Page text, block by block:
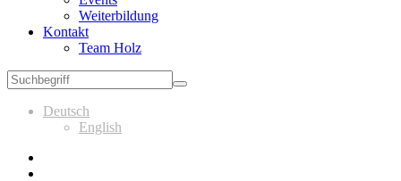
Weiterbildung
Kontakt
Team Holz
Deutsch
English